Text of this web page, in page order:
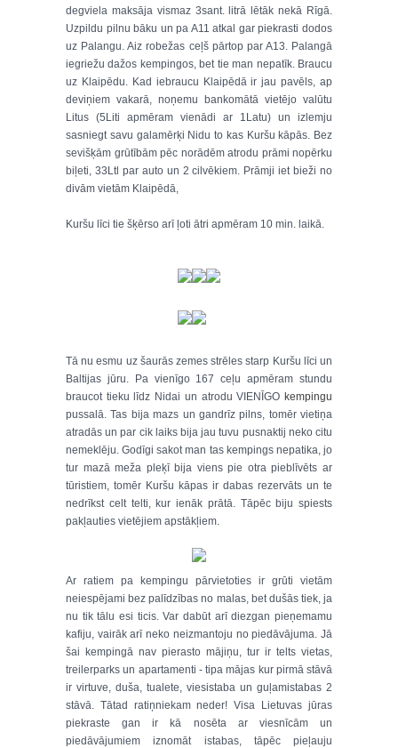
degviela maksāja vismaz 3sant. litrā lētāk nekā Rīgā.
Uzpildu pilnu bāku un pa A11 atkal gar piekrasti dodos
uz Palangu. Aiz robežas ceļš pārtop par A13. Palangā
iegriežu dažos kempingos, bet tie man nepatīk. Braucu
uz Klaipēdu. Kad iebraucu Klaipēdā ir jau pavēls, ap
deviņiem vakarā, noņemu bankomātā vietējo valūtu
Litus (5Liti apmēram vienādi ar 1Latu) un izlemju
sasniegt savu galamērķi Nidu to kas Kuršu kāpās. Bez
sevišķām grūtībām pēc norādēm atrodu prāmi nopērku
biļeti, 33Ltl par auto un 2 cilvēkiem. Prāmji iet bieži no
divām vietām Klaipēdā,
Kuršu līci tie šķērso arī ļoti ātri apmēram 10 min. laikā.
Tā nu esmu uz šaurās zemes strēles starp Kuršu līci un
Baltijas jūru. Pa vienīgo 167 ceļu apmēram stundu
braucot tieku līdz Nidai un atrodu VIENĪGO kempingu
pussalā. Tas bija mazs un gandrīz pilns, tomēr vietiņa
atradās un par cik laiks bija jau tuvu pusnaktij neko citu
nemeklēju. Godīgi sakot man tas kempings nepatika, jo
tur mazā meža pleķī bija viens pie otra pieblīvēts ar
tūristiem, tomēr Kuršu kāpas ir dabas rezervāts un te
nedrīkst celt telti, kur ienāk prātā. Tāpēc biju spiests
pakļauties vietējiem apstākļiem.
Ar ratiem pa kempingu pārvietoties ir grūti vietām
neiespējami bez palīdzības no malas, bet dušās tiek, ja
nu tik tālu esi ticis. Var dabūt arī diezgan pieņemamu
kafiju, vairāk arī neko neizmantoju no piedāvājuma. Jā
šai kempingā nav pierasto mājiņu, tur ir telts vietas,
treilerparks un apartamenti - tipa mājas kur pirmā stāvā
ir virtuve, duša, tualete, viesistaba un guļamistabas 2
stāvā. Tātad ratiņniekam neder! Visa Lietuvas jūras
piekraste gan ir kā nosēta ar viesnīcām un
piedāvājumiem iznomāt istabas, tāpēc pieļauju